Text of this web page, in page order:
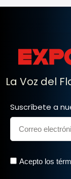
La Voz del
Suscríbete a
Acepto los